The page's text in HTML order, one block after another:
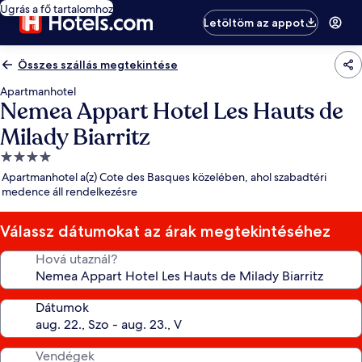
Ugrás a fő tartalomhoz
Letöltöm az appot
Összes szállás megtekintése
Apartmanhotel
Nemea Appart Hotel Les Hauts de
Milady Biarritz
4.0
csillagos
szálláshely
Apartmanhotel a(z) Cote des Basques közelében, ahol szabadtéri
medence áll rendelkezésre
Válassz dátumokat az árak megtekintéséhez
Hová utaznál?
Dátumok
Vendégek